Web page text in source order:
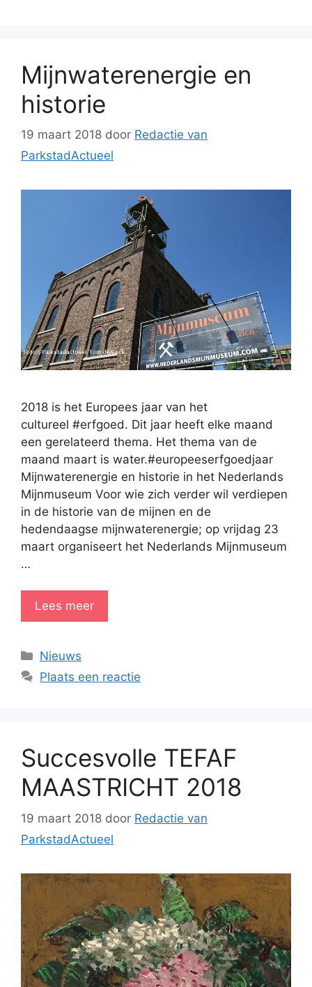
Mijnwaterenergie en
historie
19 maart 2018 door Redactie van
ParkstadActueel
2018 is het Europees jaar van het
cultureel #erfgoed. Dit jaar heeft elke maand
een gerelateerd thema. Het thema van de
maand maart is water.#europeeserfgoedjaar
Mijnwaterenergie en historie in het Nederlands
Mijnmuseum Voor wie zich verder wil verdiepen
in de historie van de mijnen en de
hedendaagse mijnwaterenergie; op vrijdag 23
maart organiseert het Nederlands Mijnmuseum
…
Lees meer
Categorieën
Nieuws
Plaats een reactie
Succesvolle TEFAF
MAASTRICHT 2018
19 maart 2018 door Redactie van
ParkstadActueel